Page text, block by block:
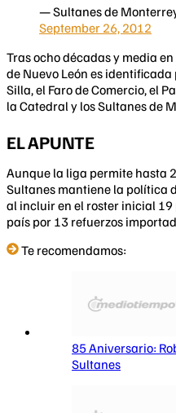
— Sultanes de
September 26, 2012
Tras ocho décadas y media
de Nuevo León es
Silla, el Faro de Comercio, el
la Catedral y los Sultanes de
EL APUNTE
Aunque la liga permite hasta
Sultanes mantiene la política
al incluir en el roster inicial
país por 13 refuerzos
Te recomendamos:
85 Aniversario:
Sultanes